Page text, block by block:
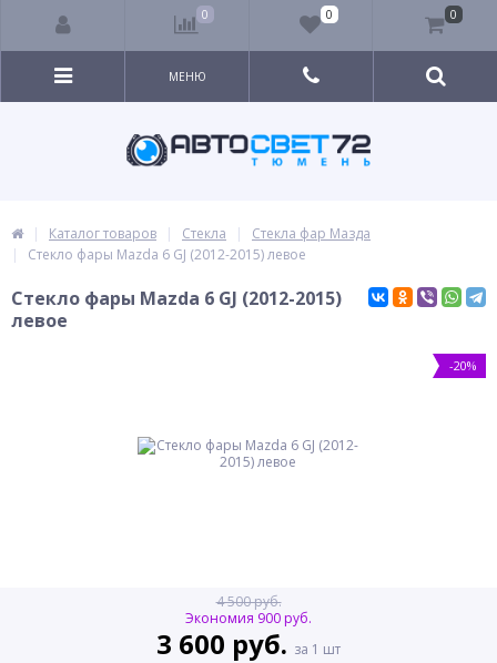
МЕНЮ
Каталог товаров Стекла
Стекла фар Мазда
Стекло фары Mazda 6 GJ (2012-2015) левое
Стекло фары Mazda 6 GJ (2012-2015)
левое
-20%
4 500 руб.
Экономия 900 руб.
3 600 руб. за 1 шт
0 0 0